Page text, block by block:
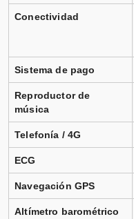
Conectividad
Sistema de pago
Reproductor de
música
Telefonía / 4G
ECG
Navegación GPS
Altímetro barométrico